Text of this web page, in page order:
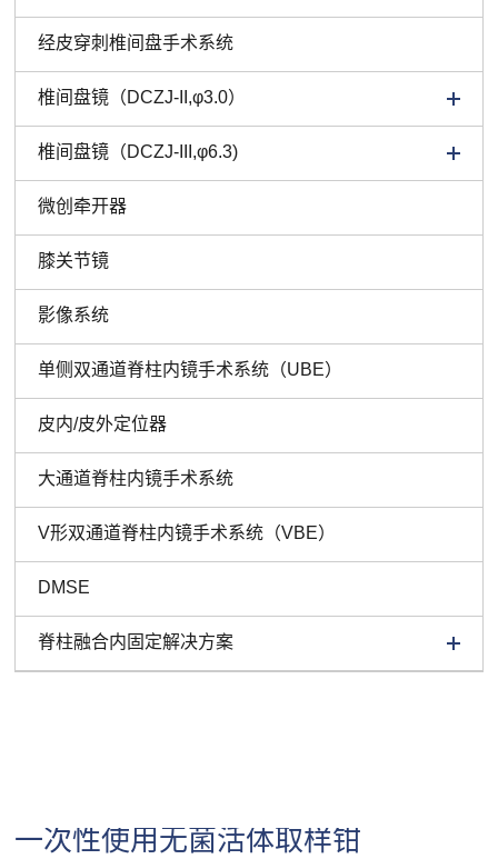
经皮穿刺椎间盘手术系统
椎间盘镜（DCZJ-II,φ3.0）
椎间盘镜（DCZJ-III,φ6.3)
微创牵开器
膝关节镜
影像系统
单侧双通道脊柱内镜手术系统（UBE）
皮内/皮外定位器
大通道脊柱内镜手术系统
V形双通道脊柱内镜手术系统（VBE）
DMSE
脊柱融合内固定解决方案
一次性使用无菌活体取样钳